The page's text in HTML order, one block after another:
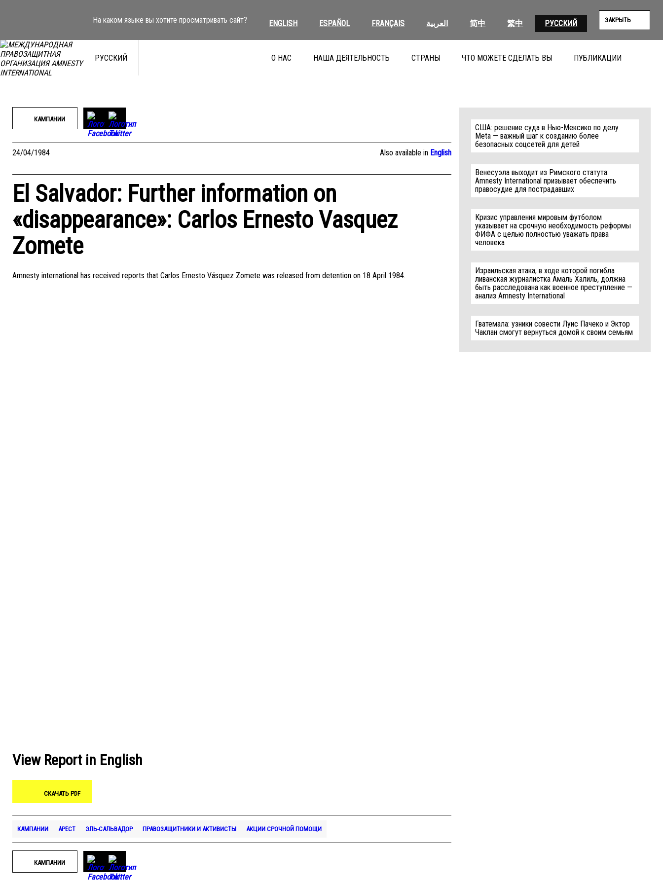
На каком языке вы хотите просматривать сайт? ENGLISH ESPAÑOL FRANÇAIS العربية 简中 繁中 РУССКИЙ ЗАКРЫТЬ
РУССКИЙ О НАС НАША ДЕЯТЕЛЬНОСТЬ СТРАНЫ ЧТО МОЖЕТЕ СДЕЛАТЬ ВЫ ПУБЛИКАЦИИ
КАМПАНИИ
24/04/1984 Also available in English
El Salvador: Further information on
«disappearance»: Carlos Ernesto Vasquez
Zomete
Amnesty international has received reports that Carlos Ernesto Vásquez Zomete was released from detention on 18 April 1984.
View Report in English
СКАЧАТЬ PDF
КАМПАНИИ АРЕСТ ЭЛЬ-САЛЬВАДОР ПРАВОЗАЩИТНИКИ И АКТИВИСТЫ АКЦИИ СРОЧНОЙ ПОМОЩИ
КАМПАНИИ
США: решение суда в Нью-Мексико по делу
Meta — важный шаг к созданию более
безопасных соцсетей для детей
Венесуэла выходит из Римского статута:
Amnesty International призывает обеспечить
правосудие для пострадавших
Кризис управления мировым футболом
указывает на срочную необходимость реформы
ФИФА с целью полностью уважать права
человека
Израильская атака, в ходе которой погибла
ливанская журналистка Амаль Халиль, должна
быть расследована как военное преступление —
анализ Amnesty International
Гватемала: узники совести Луис Пачеко и Эктор
Чаклан смогут вернуться домой к своим семьям